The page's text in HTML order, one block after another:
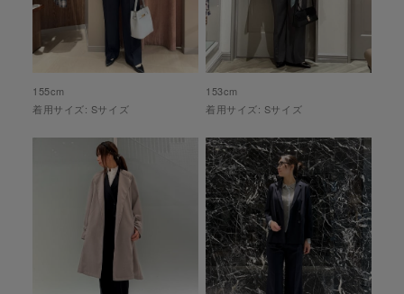
155cm
着用サイズ: Sサイズ
153cm
着用サイズ: Sサイズ